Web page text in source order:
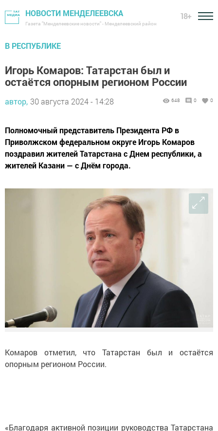
НОВОСТИ МЕНДЕЛЕЕВСКА
Газета "Менделеевские новости" - Менделеевский район
18+
В РЕСПУБЛИКЕ
Игорь Комаров: Татарстан был и
остаётся опорным регионом России
автор, 30 августа 2024 - 14:28 648 0 0
Полномочный представитель Президента РФ в
Приволжском федеральном округе Игорь Комаров
поздравил жителей Татарстана с Днем республики, а
жителей Казани — с Днём города.
Комаров отметил, что Татарстан был и остаётся
опорным регионом России.
«Благодаря активной позиции руководства Татарстана